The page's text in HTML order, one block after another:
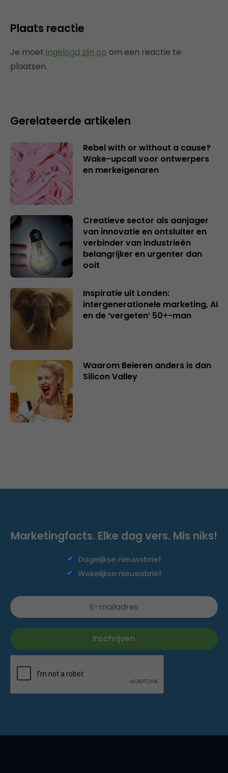
Plaats reactie
Je moet ingelogd zijn op om een reactie te
plaatsen.
Gerelateerde artikelen
Rebel with or without a cause?
Wake-upcall voor ontwerpers
en merkeigenaren
Creatieve sector als aanjager
van innovatie en ontsluiter en
verbinder van industrieën
belangrijker en urgenter dan
ooit
Inspiratie uit Londen:
intergenerationele marketing, AI
en de ‘vergeten’ 50+-man
Waarom Beieren anders is dan
Silicon Valley
Marketingfacts. Elke dag vers. Mis niks!
Dagelijkse nieuwsbrief
Wekelijkse nieuwsbrief